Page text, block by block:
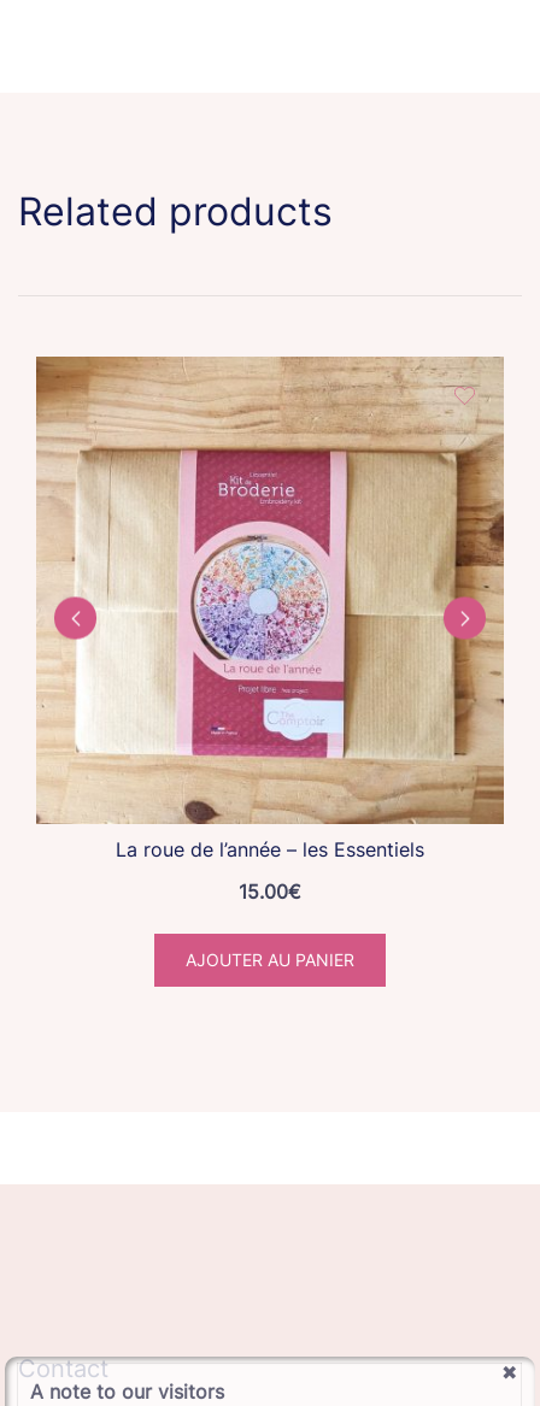
Related products
La roue de l’année – les Essentiels
15.00€
AJOUTER AU PANIER
Contact
A note to our visitors